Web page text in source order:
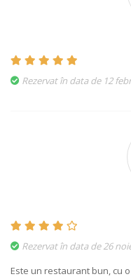
Rezervat în data de 12
Rezervat în data de 26
Este un restaurant bun, cu